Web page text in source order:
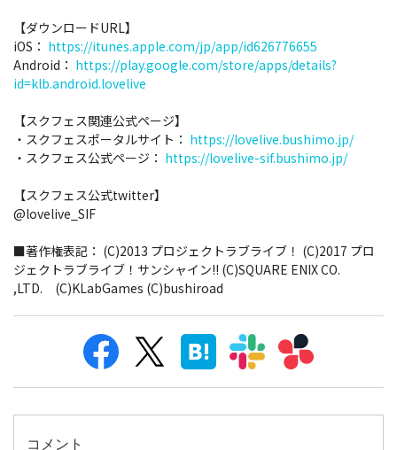
【ダウンロードURL】
iOS： https://itunes.apple.com/jp/app/id626776655
Android： https://play.google.com/store/apps/details?
id=klb.android.lovelive
【スクフェス関連公式ページ】
・スクフェスポータルサイト： https://lovelive.bushimo.jp/
・スクフェス公式ページ： https://lovelive-sif.bushimo.jp/
【スクフェス公式twitter】
@lovelive_SIF
■著作権表記： (C)2013 プロジェクトラブライブ！ (C)2017 プロ
ジェクトラブライブ！サンシャイン!! (C)SQUARE ENIX CO.
,LTD. (C)KLabGames (C)bushiroad